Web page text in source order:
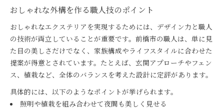
おしゃれな外構を作る職人技のポイント
おしゃれなエクステリアを実現するためには、デザイン力と職人
の技術が両立していることが重要です。前橋市の職人は、単に見
た目の美しさだけでなく、家族構成やライフスタイルに合わせた
提案が得意とされています。たとえば、玄関アプローチやフェン
ス、植栽など、全体のバランスを考えた設計に定評があります。
具体的には、以下のようなポイントが挙げられます。
照明や植栽を組み合わせて夜間も美しく見せる